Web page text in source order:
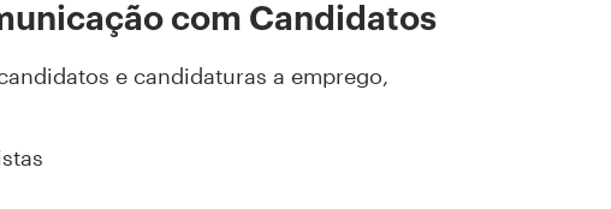
com Candidatos
e candidaturas a emprego,